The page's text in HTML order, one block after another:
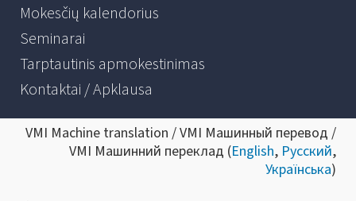
Mokesčių kalendorius
Seminarai
Tarptautinis apmokestinimas
Kontaktai / Apklausa
VMI Machine translation / VMI Машинный перевод /
VMI Машинний переклад (English, Русский,
Українська)